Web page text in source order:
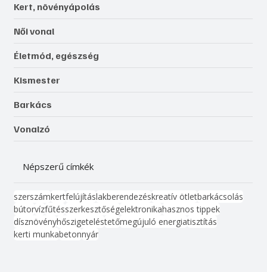
Kert, növényápolás
Női vonal
Életmód, egészség
Kismester
Barkács
Vonalzó
Népszerű címkék
szerszámkertfelújításlakberendezéskreatív ötletbarkácsolás
bútorvízfűtésszerkesztőségelektronikahasznos tippek
dísznövényhőszigeteléstetőmegújuló energiatisztítás
kerti munkabetonnyár